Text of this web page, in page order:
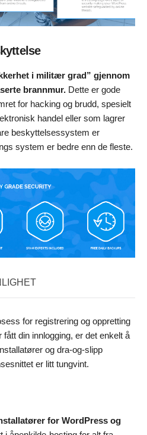
i militær grad” gjennom
brannmur. Dette er gode
for hacking og brudd, spesielt
handel eller som lagrer
beskyttelsessystem er
system er bedre enn de fleste.
for registrering og oppretting
din innlogging, er det enkelt å
og dra-og-slipp
er litt tungvint.
for WordPress og